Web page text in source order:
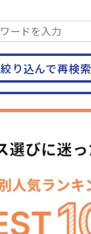
絞り込んで再検索